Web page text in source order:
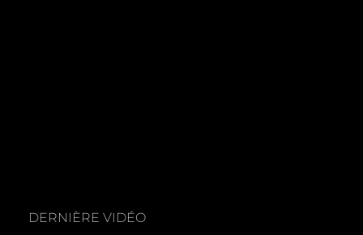
DERNIÈRE VIDÉO